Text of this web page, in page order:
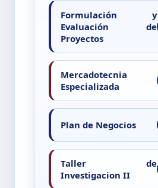
Formulación y
Evaluación de
Proyectos
Mercadotecnia
Especializada
Plan de Negocios
Taller de
Investigacion II